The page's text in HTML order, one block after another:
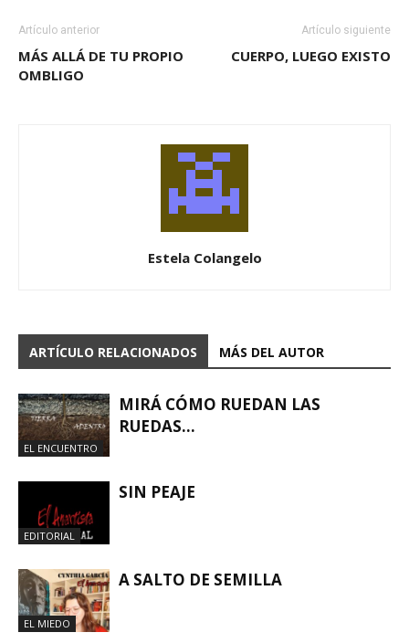
Artículo anterior
MÁS ALLÁ DE TU PROPIO
OMBLIGO
Artículo siguiente
CUERPO, LUEGO EXISTO
Estela Colangelo
ARTÍCULO RELACIONADOS MÁS DEL AUTOR
EL ENCUENTRO
MIRÁ CÓMO RUEDAN LAS
RUEDAS…
EDITORIAL
SIN PEAJE
EL MIEDO
A SALTO DE SEMILLA